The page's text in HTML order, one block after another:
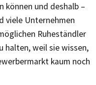
können und deshalb –
viele Unternehmen
Ruheständler
halten, weil sie wissen,
kaum noch